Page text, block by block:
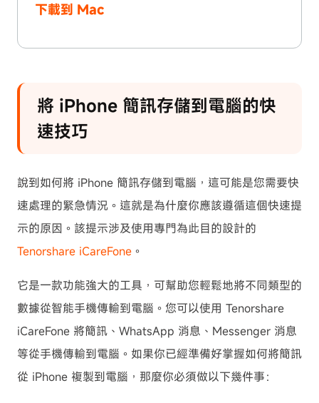
下載到 Mac
將 iPhone 簡訊存儲到電腦的快
速技巧
說到如何將 iPhone 簡訊存儲到電腦，這可能是您需要快
速處理的緊急情況。這就是為什麼你應該遵循這個快速提
示的原因。該提示涉及使用專門為此目的設計的
Tenorshare iCareFone 。
它是一款功能強大的工具，可幫助您輕鬆地將不同類型的
數據從智能手機傳輸到電腦。您可以使用 Tenorshare
iCareFone 將簡訊、WhatsApp 消息、Messenger 消息
等從手機傳輸到電腦。如果你已經準備好掌握如何將簡訊
從 iPhone 複製到電腦，那麼你必須做以下幾件事：